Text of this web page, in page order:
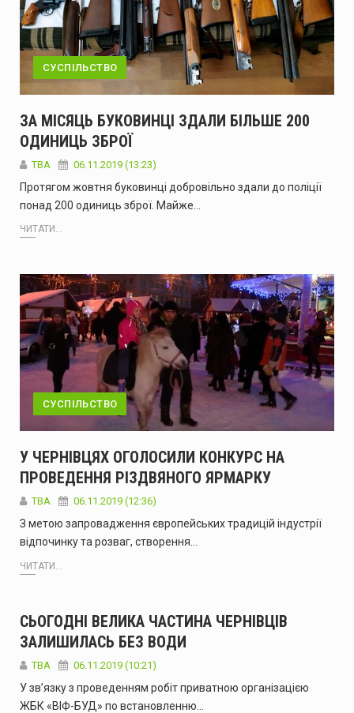
СУСПІЛЬСТВО
ЗА МІСЯЦЬ БУКОВИНЦІ ЗДАЛИ БІЛЬШЕ 200
ОДИНИЦЬ ЗБРОЇ
TBA 06.11.2019 (13:23)
Протягом жовтня буковинці добровільно здали до поліції
понад 200 одиниць зброї. Майже…
ЧИТАТИ...
СУСПІЛЬСТВО
У ЧЕРНІВЦЯХ ОГОЛОСИЛИ КОНКУРС НА
ПРОВЕДЕННЯ РІЗДВЯНОГО ЯРМАРКУ
TBA 06.11.2019 (12:36)
З метою запровадження європейських традицій індустрії
відпочинку та розваг, створення…
ЧИТАТИ...
СЬОГОДНІ ВЕЛИКА ЧАСТИНА ЧЕРНІВЦІВ
ЗАЛИШИЛАСЬ БЕЗ ВОДИ
TBA 06.11.2019 (10:21)
У зв’язку з проведенням робіт приватною організацією
ЖБК «ВІФ-БУД» по встановленню…